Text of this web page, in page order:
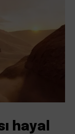
hayal